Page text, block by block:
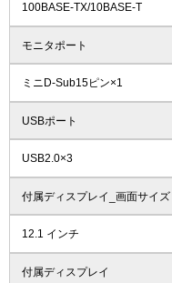
100BASE-TX/10BASE-T
モニタポート
ミニD-Sub15ピン×1
USBポート
USB2.0×3
付属ディスプレイ_画面サイズ
12.1 インチ
付属ディスプレイ